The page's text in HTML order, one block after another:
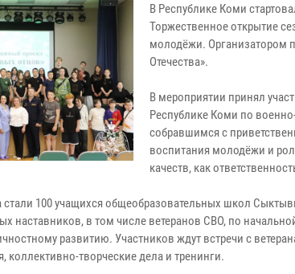
В Республике Коми
Торжественное открытие
молодёжи. Организатором
Отечества».
В мероприятии принял
Республике Коми по
собравшимся с
воспитания молодёжи и
качеств, как
стали 100 учащихся общеобразовательных школ
наставников, в том числе ветеранов СВО, по
развитию. Участников ждут встречи с
коллективно-творческие дела и тренинги.